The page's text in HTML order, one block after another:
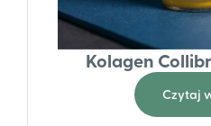
Kolagen
Czytaj